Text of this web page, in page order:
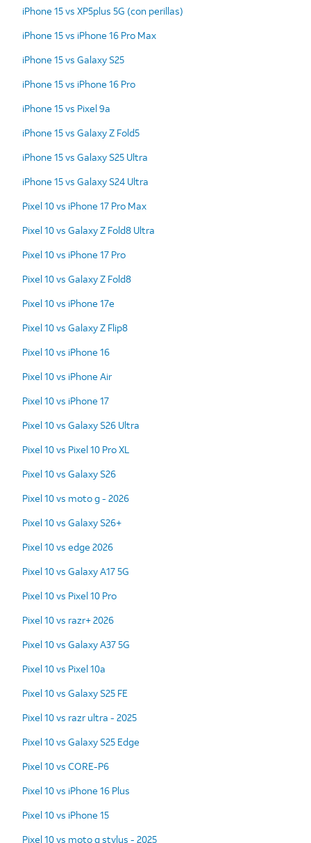
iPhone 15 vs XP5plus 5G (con perillas)
iPhone 15 vs iPhone 16 Pro Max
iPhone 15 vs Galaxy S25
iPhone 15 vs iPhone 16 Pro
iPhone 15 vs Pixel 9a
iPhone 15 vs Galaxy Z Fold5
iPhone 15 vs Galaxy S25 Ultra
iPhone 15 vs Galaxy S24 Ultra
Pixel 10 vs iPhone 17 Pro Max
Pixel 10 vs Galaxy Z Fold8 Ultra
Pixel 10 vs iPhone 17 Pro
Pixel 10 vs Galaxy Z Fold8
Pixel 10 vs iPhone 17e
Pixel 10 vs Galaxy Z Flip8
Pixel 10 vs iPhone 16
Pixel 10 vs iPhone Air
Pixel 10 vs iPhone 17
Pixel 10 vs Galaxy S26 Ultra
Pixel 10 vs Pixel 10 Pro XL
Pixel 10 vs Galaxy S26
Pixel 10 vs moto g - 2026
Pixel 10 vs Galaxy S26+
Pixel 10 vs edge 2026
Pixel 10 vs Galaxy A17 5G
Pixel 10 vs Pixel 10 Pro
Pixel 10 vs razr+ 2026
Pixel 10 vs Galaxy A37 5G
Pixel 10 vs Pixel 10a
Pixel 10 vs Galaxy S25 FE
Pixel 10 vs razr ultra - 2025
Pixel 10 vs Galaxy S25 Edge
Pixel 10 vs CORE-P6
Pixel 10 vs iPhone 16 Plus
Pixel 10 vs iPhone 15
Pixel 10 vs moto g stylus - 2025